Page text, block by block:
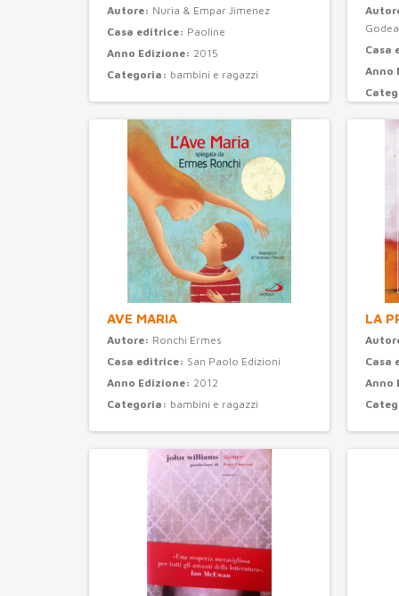
Autore: Nuria & Empar Jimenez
Casa editrice: Paoline
Anno Edizione: 2015
Categoria: bambini e ragazzi
Casa
Anno
AVE MARIA
Autore: Ronchi Ermes
Casa editrice: San Paolo Edizioni
Anno Edizione: 2012
Categoria: bambini e ragazzi
LA
Casa
Anno